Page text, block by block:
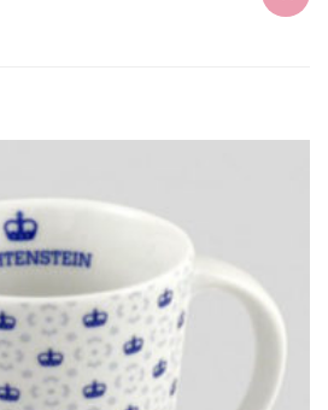
CART